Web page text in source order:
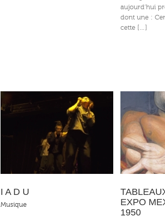
aujourd’hui
dont une :
cette […]
I A D U
Musique
TABLEAUX SONORES EXPO
MEXIQUE 1900 – 1950
EXPO
1950
Grands